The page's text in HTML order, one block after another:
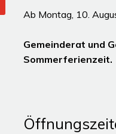
Ab Montag, 10.
Gemeinderat und
Sommerferienzeit.